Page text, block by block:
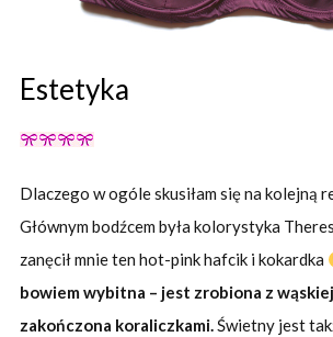
Estetyka
Dlaczego w ogóle skusiłam się na kolejną
Głównym bodźcem była kolorystyka
zanęcił mnie ten hot-pink hafcik i kokardka
bowiem wybitna – jest zrobiona z
zakończona koraliczkami.Świetny jest